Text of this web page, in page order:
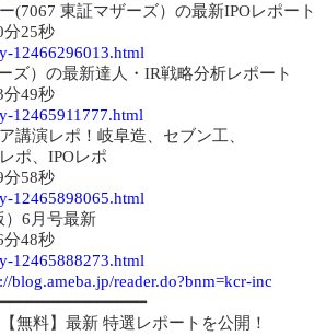
(7067 東証マザーズ）の最新IPOレポート
分25秒
12466296013.html
ズ）の最新達人・IR戦略分析レポート
分49秒
12465911777.html
講演レポ！岐阜造、セブン工、
ポ、IPOレポ
分58秒
12465898065.html
）6月号最新
分48秒
12465888273.html
blog.ameba.jp/reader.do?bnm=kcr-inc
無料】最新 特選レポートを公開！